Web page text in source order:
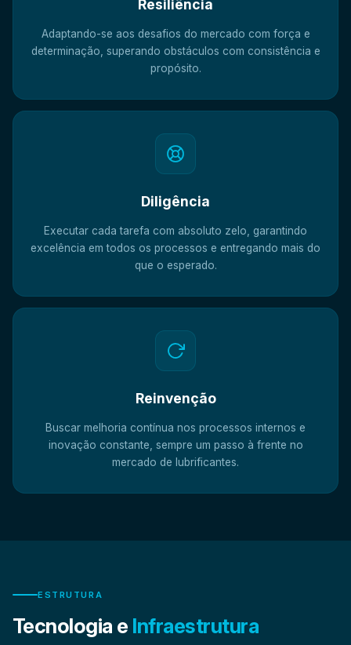
Resiliência
Adaptando-se aos desafios do mercado com força e
determinação, superando obstáculos com consistência e
propósito.
Diligência
Executar cada tarefa com absoluto zelo, garantindo
excelência em todos os processos e entregando mais do
que o esperado.
Reinvenção
Buscar melhoria contínua nos processos internos e
inovação constante, sempre um passo à frente no
mercado de lubrificantes.
ESTRUTURA
Tecnologia e Infraestrutura